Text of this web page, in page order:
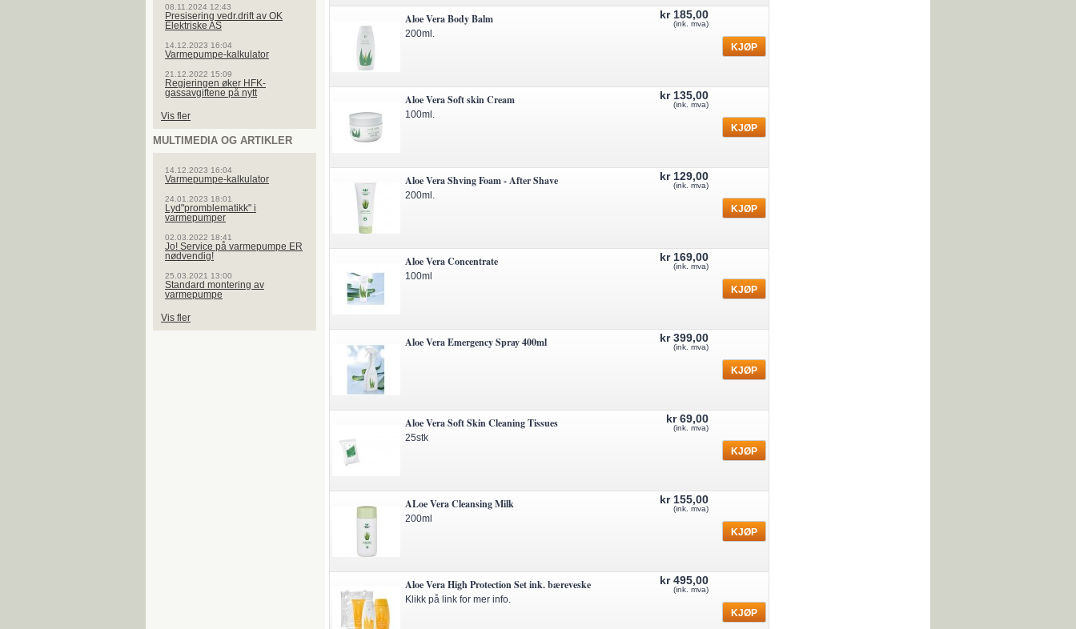
08.11.2024 12:43
Presisering vedr.drift av OK
Elektriske AS
14.12.2023 16:04
Varmepumpe-kalkulator
21.12.2022 15:09
Regjeringen øker HFK-
gassavgiftene på nytt
Vis fler
MULTIMEDIA OG ARTIKLER
14.12.2023 16:04
Varmepumpe-kalkulator
24.01.2023 18:01
Lyd"promblematikk" i
varmepumper
02.03.2022 18:41
Jo! Service på varmepumpe ER
nødvendig!
25.03.2021 13:00
Standard montering av
varmepumpe
Vis fler
Aloe Vera Body Balm
200ml.
kr 185,00
(ink. mva)
Aloe Vera Soft skin Cream
100ml.
kr 135,00
(ink. mva)
Aloe Vera Shving Foam - After Shave
200ml.
kr 129,00
(ink. mva)
Aloe Vera Concentrate
100ml
kr 169,00
(ink. mva)
Aloe Vera Emergency Spray 400ml kr 399,00
(ink. mva)
Aloe Vera Soft Skin Cleaning Tissues
25stk
kr 69,00
(ink. mva)
ALoe Vera Cleansing Milk
200ml
kr 155,00
(ink. mva)
Aloe Vera High Protection Set ink. bæreveske
Klikk på link for mer info.
kr 495,00
(ink. mva)